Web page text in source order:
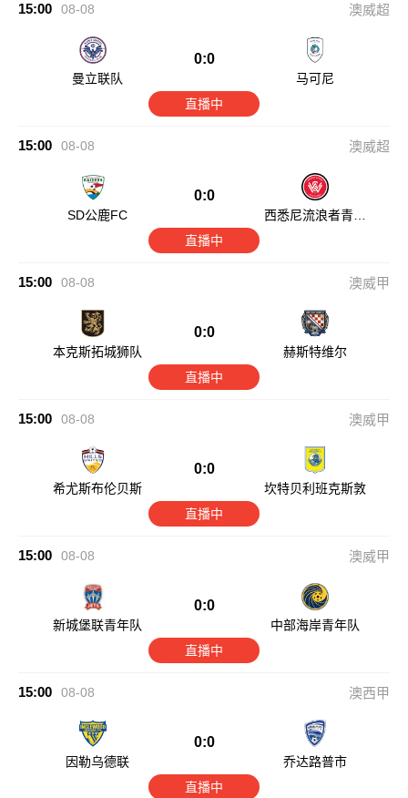
15:00 08-08 澳威超
曼立联队
0:0
马可尼
直播中
15:00 08-08 澳威超
SD公鹿FC
0:0
西悉尼流浪者青年
直播中
15:00 08-08 澳威甲
本克斯拓城狮队
0:0
赫斯特维尔
直播中
15:00 08-08 澳威甲
希尤斯布伦贝斯
0:0
坎特贝利班克斯敦
直播中
15:00 08-08 澳威甲
新城堡联青年队
0:0
中部海岸青年队
直播中
15:00 08-08 澳西甲
因勒乌德联
0:0
乔达路普市
直播中